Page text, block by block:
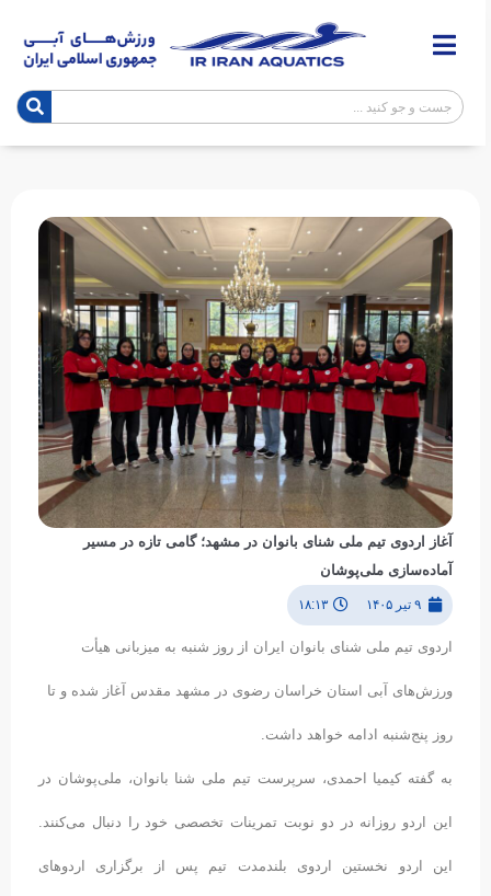
آغاز اردوی تیم ملی شنای بانوان در مشهد؛ گامی تازه در مسیر
آماده‌سازی ملی‌پوشان
۹ تیر ۱۴۰۵ ۱۸:۱۳
اردوی تیم ملی شنای بانوان ایران از روز شنبه به میزبانی هیأت
ورزش‌های آبی استان خراسان رضوی در مشهد مقدس آغاز شده و تا
روز پنج‌شنبه ادامه خواهد داشت.
به گفته کیمیا احمدی، سرپرست تیم ملی شنا بانوان، ملی‌پوشان در
این اردو روزانه در دو نوبت تمرینات تخصصی خود را دنبال می‌کنند.
این اردو نخستین اردوی بلندمدت تیم پس از برگزاری اردوهای